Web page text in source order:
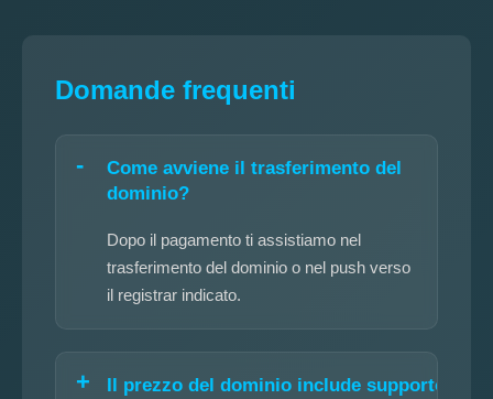
Domande frequenti
Come avviene il trasferimento del
dominio?
Dopo il pagamento ti assistiamo nel
trasferimento del dominio o nel push verso
il registrar indicato.
Il prezzo del dominio include supporto?